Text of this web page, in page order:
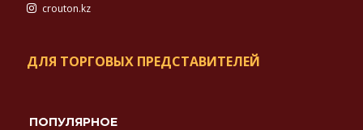
crouton.kz
ДЛЯ ТОРГОВЫХ ПРЕДСТАВИТЕЛЕЙ
ПОПУЛЯРНОЕ